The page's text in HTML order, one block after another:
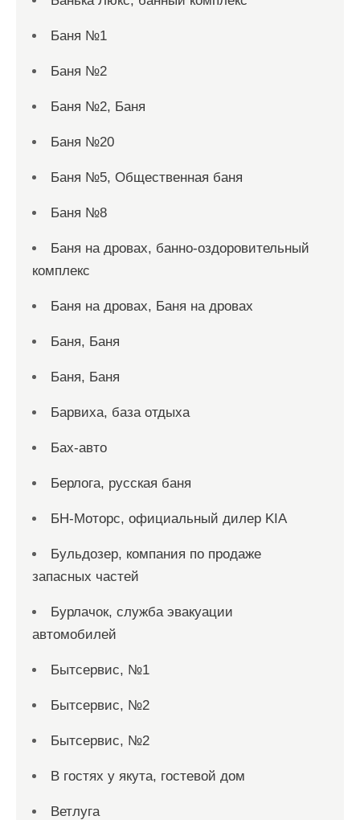
Баня №1
Баня №2
Баня №2, Баня
Баня №20
Баня №5, Общественная баня
Баня №8
Баня на дровах, банно-оздоровительный
комплекс
Баня на дровах, Баня на дровах
Баня, Баня
Баня, Баня
Барвиха, база отдыха
Бах-авто
Берлога, русская баня
БН-Моторс, официальный дилер KIA
Бульдозер, компания по продаже
запасных частей
Бурлачок, служба эвакуации
автомобилей
Бытсервис, №1
Бытсервис, №2
Бытсервис, №2
В гостях у якута, гостевой дом
Ветлуга